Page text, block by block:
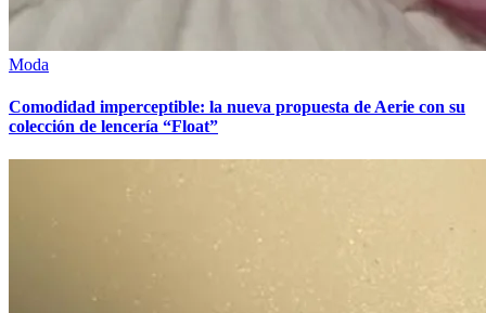
Moda
Comodidad imperceptible: la nueva propuesta de Aerie con su
colección de lencería “Float”